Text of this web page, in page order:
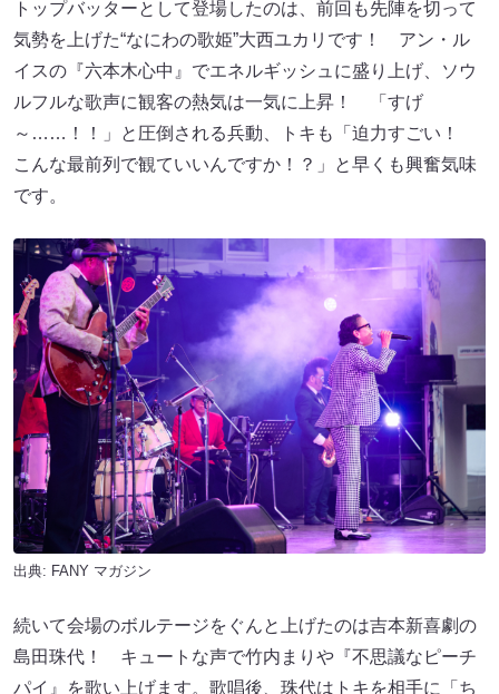
トップバッターとして登場したのは、前回も先陣を切って
気勢を上げた“なにわの歌姫”大西ユカリです！ アン・ル
イスの『六本木心中』でエネルギッシュに盛り上げ、ソウ
ルフルな歌声に観客の熱気は一気に上昇！ 「すげ
～……！！」と圧倒される兵動、トキも「迫力すごい！
こんな最前列で観ていいんですか！？」と早くも興奮気味
です。
出典: FANY マガジン
続いて会場のボルテージをぐんと上げたのは吉本新喜劇の
島田珠代！ キュートな声で竹内まりや『不思議なピーチ
パイ』を歌い上げます。歌唱後、珠代はトキを相手に「ち